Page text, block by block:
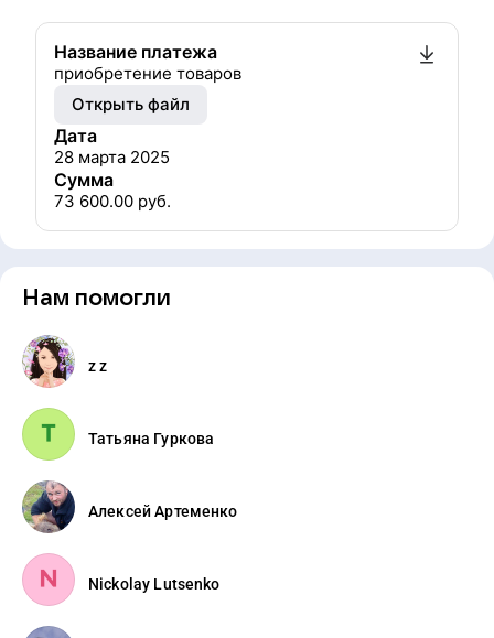
Название платежа
приобретение товаров
Открыть файл
Дата
28 марта 2025
Сумма
73 600.00 руб.
Нам помогли
z z
Татьяна Гуркова
Алексей Артеменко
Nickolay Lutsenko